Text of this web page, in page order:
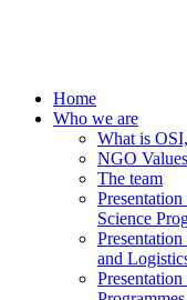
Home
Who we are
What is
NGO
The team
Science
and